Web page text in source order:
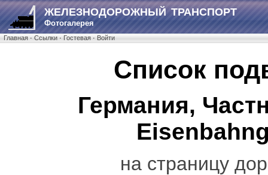
ЖЕЛЕЗНОДОРОЖНЫЙ ТРАНСПОРТ
Фотогалерея
Главная·Ссылки·Гостевая·Войти
Список
Германия,
на страницу